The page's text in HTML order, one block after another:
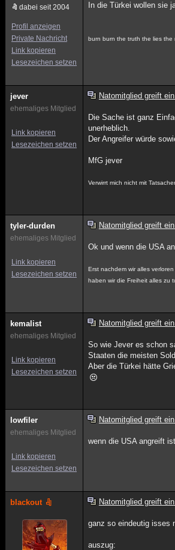
dabei seit 2004
Profil anzeigen
Private Nachricht
Link kopieren
Lesezeichen setzen
In die Türkei wollen sie
burn burn the truth the lies the
jever
ehemaliges Mitglied
Link kopieren
Lesezeichen setzen
Natomitglied greift
Die Sache ist ganz
unerheblich.
Der Angreifer würde
MfG jever
Verwirrt mich nicht mit
tyler-durden
ehemaliges Mitglied
Link kopieren
Lesezeichen setzen
Natomitglied greift
Ok und wenn die USA
Erst nachdem wir alles verloren
haben wir die Freiheit alles zu
kemalist
ehemaliges Mitglied
Link kopieren
Lesezeichen setzen
Natomitglied greift
So wie Jever es schon
Staaten die meisten
Aber die Türkei hätte
lowfiler
ehemaliges Mitglied
Link kopieren
Lesezeichen setzen
Natomitglied greift
wenn die USA angreift
blackout Natomitglied greift
ganz so eindeutig isses
auszug: